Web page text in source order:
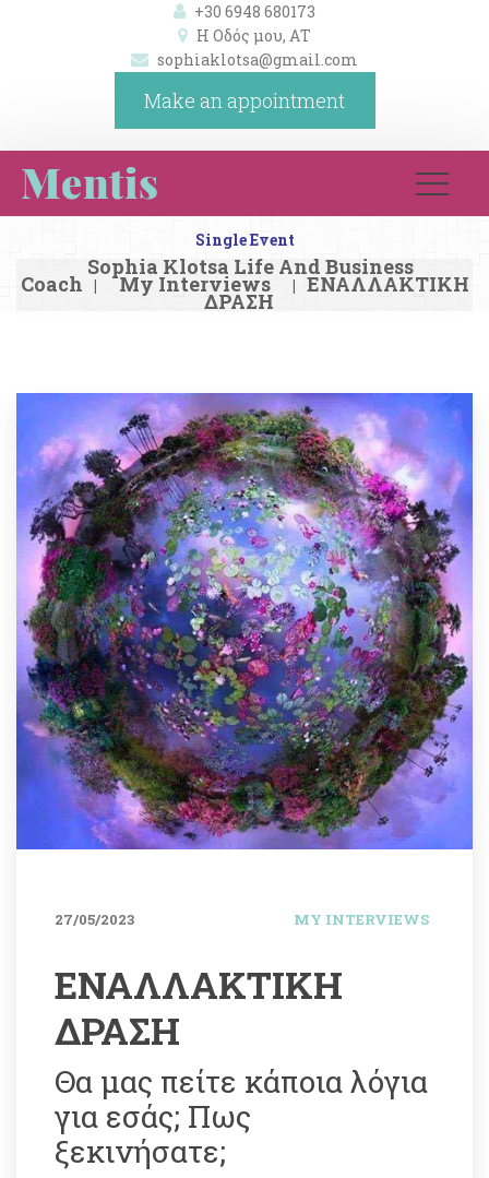
+30 6948 680173
Η Οδός μου, ΑΤ
ophiaklotsa@gmail.com
Make an appointment
Single Event
Sophia Klotsa Life And Business
Coach | My Interview | ΕΝΑΛΛΑΚΤΙΚΗ
ΔΡΑΣΗ
27/05/2023 MY INTERVIEWS
ΕΝΑΛΛΑΚΤΙΚΗ
ΔΡΑΣΗ
Θα μας πείτε κάποια λόγια
για εσάς; Πως
ξεκινήσατε;